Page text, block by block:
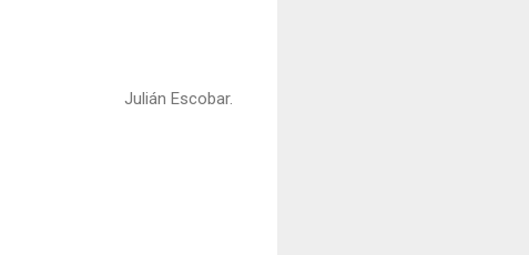
Julián Escobar.